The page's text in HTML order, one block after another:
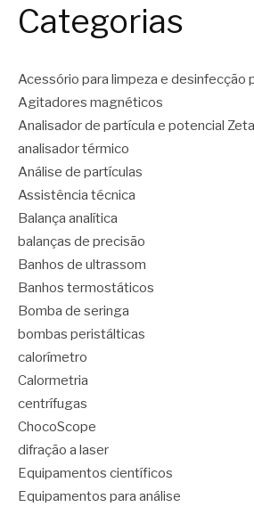
Categorias
Acessório para limpeza e desinfecção
Agitadores magnéticos
Analisador de partícula e potencial Zeta
analisador térmico
Análise de partículas
Assistência técnica
Balança analítica
balanças de precisão
Banhos de ultrassom
Banhos termostáticos
Bomba de seringa
bombas peristálticas
calorímetro
Calormetria
centrífugas
ChocoScope
difração a laser
Equipamentos científicos
Equipamentos para análise